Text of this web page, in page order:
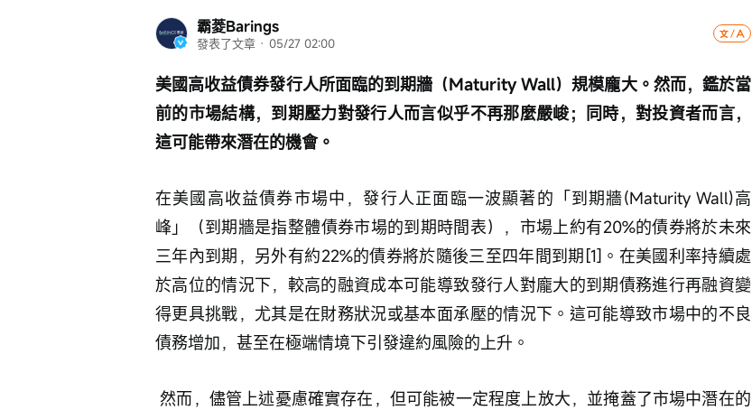
霸菱Barings
發表了文章 · 05/27 02:00
美國高收益債券發行人所面臨的到期牆（Maturity Wall）規模龐大。然而，鑑於當
前的市場結構，到期壓力對發行人而言似乎不再那麼嚴峻；同時，對投資者而言，
這可能帶來潛在的機會。
在美國高收益債券市場中，發行人正面臨一波顯著的「到期牆(Maturity Wall)高
峰」（到期牆是指整體債券市場的到期時間表），市場上約有20%的債券將於未來
三年內到期，另外有約22%的債券將於隨後三至四年間到期[1]。在美國利率持續處
於高位的情況下，較高的融資成本可能導致發行人對龐大的到期債務進行再融資變
得更具挑戰，尤其是在財務狀況或基本面承壓的情況下。這可能導致市場中的不良
債務增加，甚至在極端情境下引發違約風險的上升。
然而，儘管上述憂慮確實存在，但可能被一定程度上放大，並掩蓋了市場中潛在的